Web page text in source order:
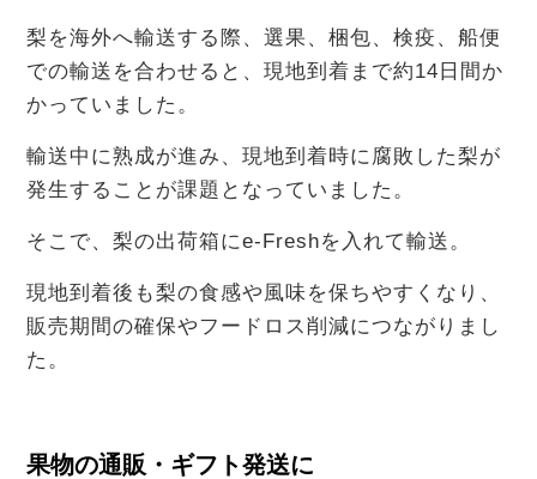
梨を海外へ輸送する際、選果、梱包、検疫、船便
での輸送を合わせると、現地到着まで約14日間か
かっていました。
輸送中に熟成が進み、現地到着時に腐敗した梨が
発生することが課題となっていました。
そこで、梨の出荷箱にe-Freshを入れて輸送。
現地到着後も梨の食感や風味を保ちやすくなり、
販売期間の確保やフードロス削減につながりまし
た。
果物の通販・ギフト発送に